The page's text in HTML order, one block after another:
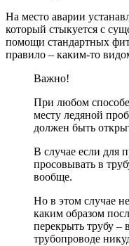
На место аварии
который стыкуется с
помощи стандартных
правило – каким-то
Важно!
При любом способе
месту ледяной
должен быть
В случае если для
просовывать в
вообще.
Но в этом случае
каким образом
перекрыть трубу –
трубопроводе